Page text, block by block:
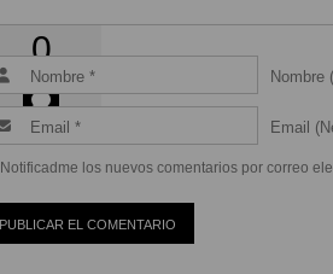
0
Nombre
Email
Notificadme los nuevos comentarios por correo